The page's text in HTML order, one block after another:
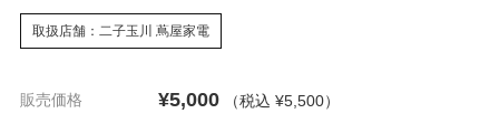
取扱店舗：二子玉川 蔦屋家電
販売価格 ¥5,000 （税込 ¥5,500）